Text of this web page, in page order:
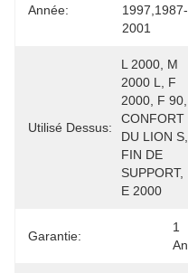
Année:
1997,1987-
2001
Utilisé Dessus:
L 2000, M
2000 L, F
2000, F 90,
CONFORT
DU LION S,
FIN DE
SUPPORT,
E 2000
Garantie:
1
An